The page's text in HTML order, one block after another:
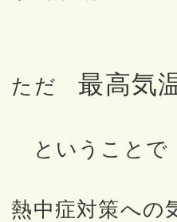
ただ最高
ということで
熱中症対策への